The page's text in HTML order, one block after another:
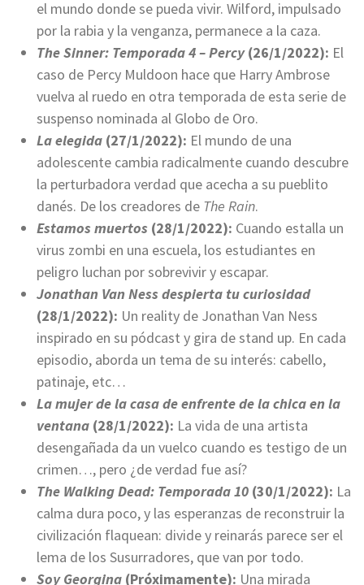
el mundo donde se pueda vivir. Wilford, impulsado
por la rabia y la venganza, permanece a la caza.
The Sinner: Temporada 4 – Percy(26/1/2022): El
caso de Percy Muldoon hace que Harry Ambrose
vuelva al ruedo en otra temporada de esta serie de
suspenso nominada al Globo de Oro.
La elegida (27/1/2022): El mundo de una
adolescente cambia radicalmente cuando descubre
la perturbadora verdad que acecha a su pueblito
danés. De los creadores de The Rain.
Estamos muertos (28/1/2022): Cuando estalla un
virus zombi en una escuela, los estudiantes en
peligro luchan por sobrevivir y escapar.
Jonathan Van Ness despierta tu curiosidad
(28/1/2022): Un reality de Jonathan Van Ness
inspirado en su pódcast y gira de stand up. En cada
episodio, aborda un tema de su interés: cabello,
patinaje, etc…
La mujer de la casa de enfrente de la chica en la
ventana (28/1/2022): La vida de una artista
desengañada da un vuelco cuando es testigo de un
crimen…, pero ¿de verdad fue así?
The Walking Dead: Temporada 10 (30/1/2022): La
calma dura poco, y las esperanzas de reconstruir la
civilización flaquean: divide y reinarás parece ser el
lema de los Susurradores, que van por todo.
Soy Georgina (Próximamente): Una mirada